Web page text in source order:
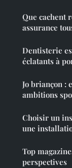
Que cachent
assurance
Dentisterie
éclatants à
Jo briançon :
ambitions
Choisir un
une
Top
perspectives